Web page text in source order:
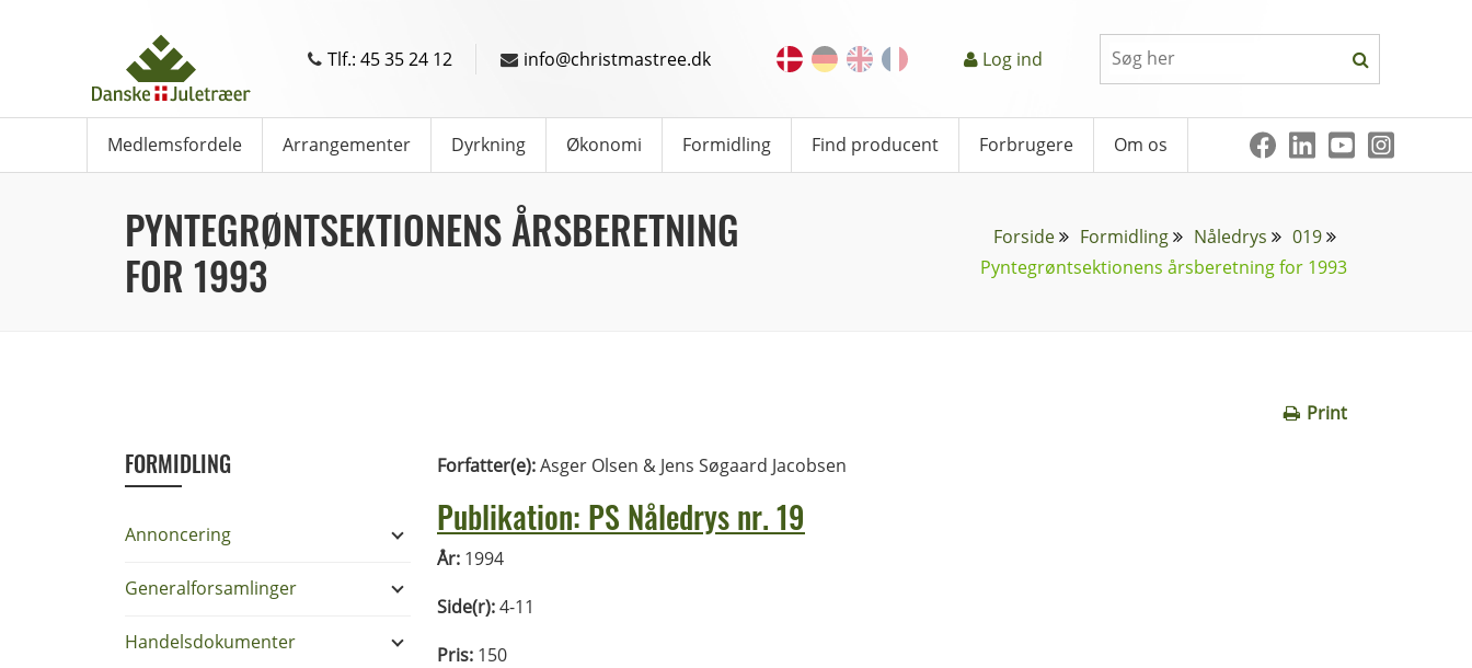
Tlf.: 45 35 24 12 info@christmastree.dk Log ind
Medlemsfordele Arrangementer Dyrkning Økonomi Formidling Find producent Forbrugere Om os
PYNTEGRØNTSEKTIONENS ÅRSBERETNING
FOR 1993
Forside Formidling Nåledrys
019
Pyntegrøntsektionens årsberetning for 1993
Print
FORMIDLING
Annoncering
Generalforsamlinger
Handelsdokumenter
Forfatter(e):Asger Olsen & Jens Søgaard Jacobsen
Publikation: PS Nåledrys nr. 19
År: 1994
Side(r):4-11
Pris: 150